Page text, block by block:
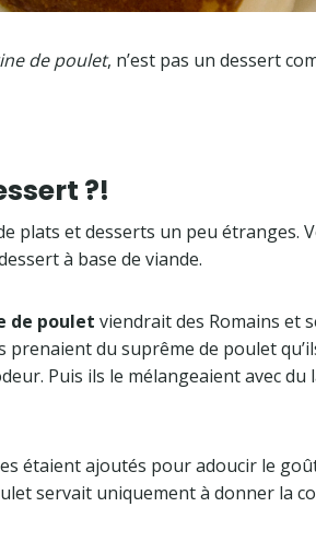
de poulet, n’est pas un dessert
?!
plats et desserts un peu étranges.
à base de viande.
de poulet viendrait des Romains et
prenaient du suprême de poulet
Puis ils le mélangeaient avec
étaient ajoutés pour adoucir le
servait uniquement à donner la